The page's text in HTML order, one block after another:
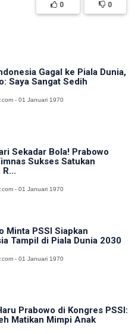
0 0
Gagal ke Piala Dunia,
Saya Sangat Sedih
- 01 Januari 1970
Sekadar Bola! Prabowo
Sukses Satukan
- 01 Januari 1970
Minta PSSI Siapkan
Tampil di Piala Dunia 2030
- 01 Januari 1970
Prabowo di Kongres PSSI:
Matikan Mimpi Anak